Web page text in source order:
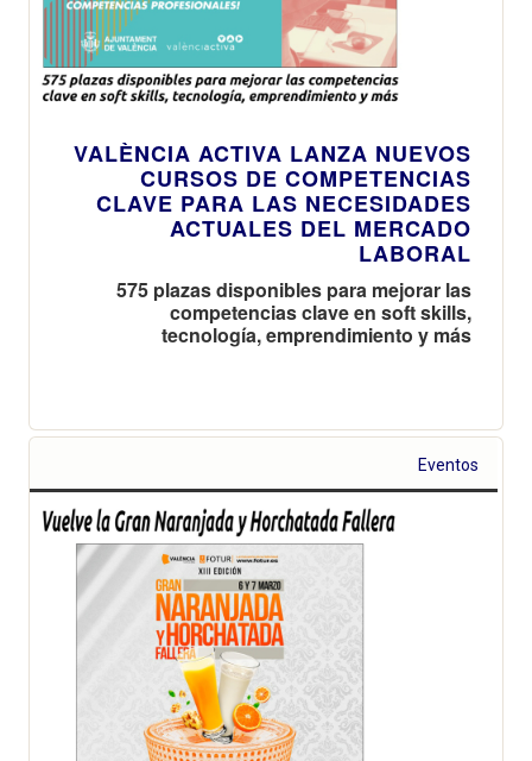
VALÈNCIA ACTIVA LANZA NUEVOS
CURSOS DE COMPETENCIAS
CLAVE PARA LAS NECESIDADES
ACTUALES DEL MERCADO
LABORAL
575 plazas disponibles para mejorar las
competencias clave en soft skills,
tecnología, emprendimiento y más
Eventos